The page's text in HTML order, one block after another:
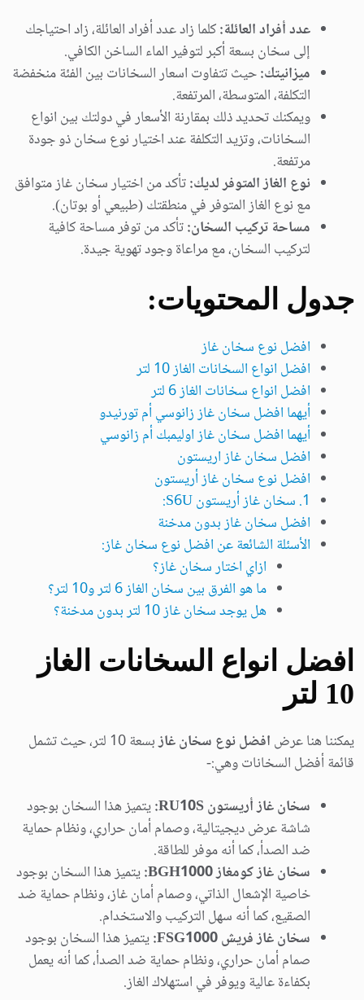
عدد أفراد العائلة:كلما زاد عدد أفراد العائلة، زاد احتياجك
إلى سخان بسعة أكبر لتوفير الماء الساخن الكافي.
ميزانيتك:حيث تتفاوت اسعار السخانات بين الفئة منخفضة
التكلفة، المتوسطة، المرتفعة.
ويمكنك تحديد ذلك بمقارنة الأسعار في دولتك بين انواع
السخانات، وتزيد التكلفة عند اختيار نوع سخان ذو جودة
مرتفعة.
نوع الغاز المتوفر لديك:تأكد من اختيار سخان غاز متوافق
مع نوع الغاز المتوفر في منطقتك (طبيعي أو بوتان).
مساحة تركيب السخان:تأكد من توفر مساحة كافية
لتركيب السخان، مع مراعاة وجود تهوية جيدة.
جدول المحتويات:
افضل نوع سخان غاز
افضل انواع السخانات الغاز 10 لتر
افضل انواع سخانات الغاز 6 لتر
أيهما افضل سخان غاز زانوسي أم تورنيدو
أيهما افضل سخان غاز اوليمبك أم زانوسي
افضل سخان غاز اريستون
افضل نوع سخان غاز أريستون
1. سخان غاز أريستون S6U:
افضل سخان غاز بدون مدخنة
الأسئلة الشائعة عن افضل نوع سخان غاز:
ازاي اختار سخان غاز؟
ما هو الفرق بين سخان الغاز 6 لتر و10 لتر؟
هل يوجد سخان غاز 10 لتر بدون مدخنة؟
افضل انواع السخانات الغاز
10 لتر
يمكننا هنا عرض افضل نوع سخان غاز
بسعة 10 لتر، حيث تشمل
قائمة أفضل السخانات وهي:-
سخان غاز أريستون RU10S:
يتميز هذا السخان بوجود
شاشة عرض ديجيتالية، وصمام أمان حراري، ونظام حماية
ضد الصدأ، كما أنه موفر للطاقة.
سخان غاز كومغاز BGH1000:
يتميز هذا السخان بوجود
خاصية الإشعال الذاتي، وصمام أمان غاز، ونظام حماية ضد
الصقيع، كما أنه سهل التركيب والاستخدام.
سخان غاز فريش FSG1000:
يتميز هذا السخان بوجود
صمام أمان حراري، ونظام حماية ضد الصدأ، كما أنه يعمل
بكفاءة عالية ويوفر في استهلاك الغاز.